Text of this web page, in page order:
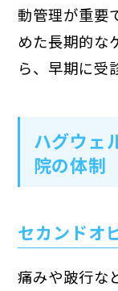
動管理が重要
めた長期的な
ら、早期に受
ハグウェ
院の体制
セカンドオ
痛みや跛行な